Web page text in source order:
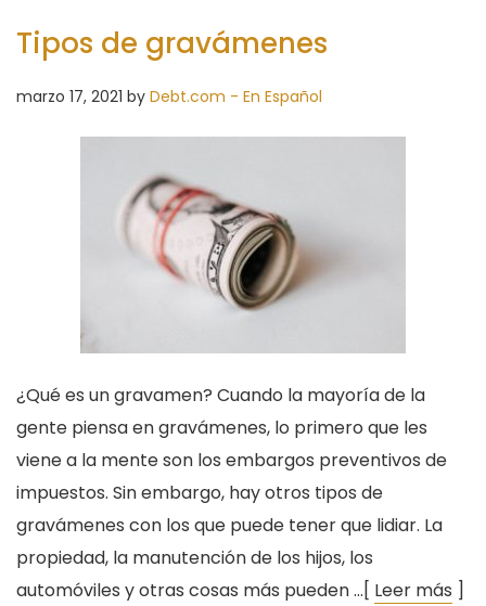
Tipos de gravámenes
marzo 17, 2021 by Debt.com - En Español
¿Qué es un gravamen? Cuando la mayoría de la
gente piensa en gravámenes, lo primero que les
viene a la mente son los embargos preventivos de
impuestos. Sin embargo, hay otros tipos de
gravámenes con los que puede tener que lidiar. La
propiedad, la manutención de los hijos, los
automóviles y otras cosas más pueden …[ Leer más ]